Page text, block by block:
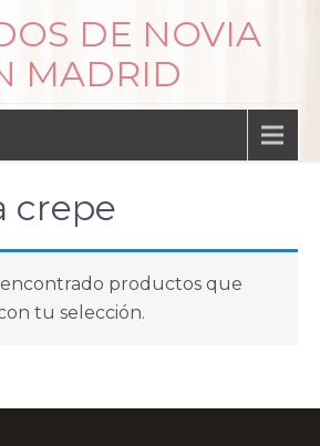
DE NOVIA
MADRID
crepe
encontrado productos que
tu selección.